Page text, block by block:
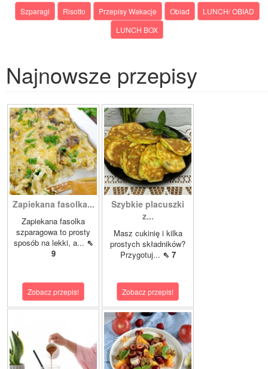
Szparagi Risotto Przepisy Wakacje Obiad
LUNCH/ OBIAD
LUNCH BOX
Najnowsze przepisy
Zapiekana fasolka...
Zapiekana fasolka
szparagowa to prosty
sposób na lekki, a... ⇖
9
Zobacz przepis!
Szybkie placuszki
z...
Masz cukinię i kilka
prostych składników?
Przygotuj... ⇖ 7
Zobacz przepis!